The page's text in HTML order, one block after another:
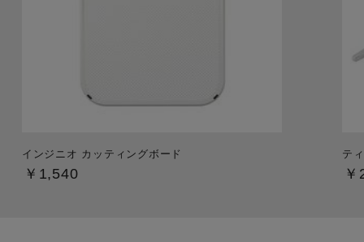
インジニオ カッティングボード
￥1,540
テ